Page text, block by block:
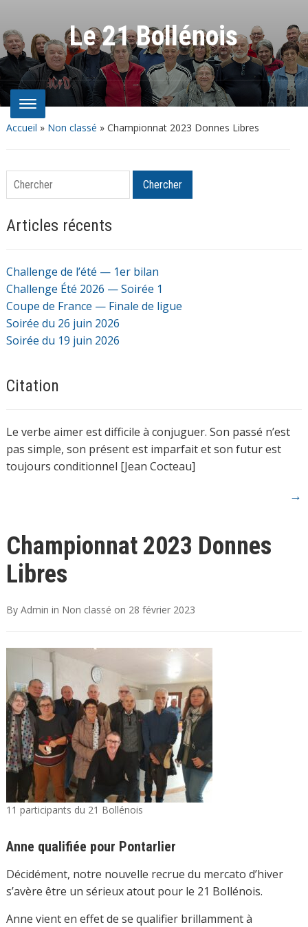
Le 21 Bollénois
Accueil » Non classé » Championnat 2023 Donnes Libres
Chercher Chercher
Articles récents
Challenge de l’été — 1er bilan
Challenge Été 2026 — Soirée 1
Coupe de France — Finale de ligue
Soirée du 26 juin 2026
Soirée du 19 juin 2026
Citation
Le verbe aimer est difficile à conjuguer. Son passé n’est
pas simple, son présent est imparfait et son futur est
toujours conditionnel [Jean Cocteau]
→
Championnat 2023 Donnes
Libres
By Admin in Non classé on 28 février 2023
11 participants du 21 Bollénois
Anne qualifiée pour Pontarlier
Décidément, notre nouvelle recrue du mercato d’hiver
s’avère être un sérieux atout pour le 21 Bollénois.
Anne vient en effet de se qualifier brillamment à